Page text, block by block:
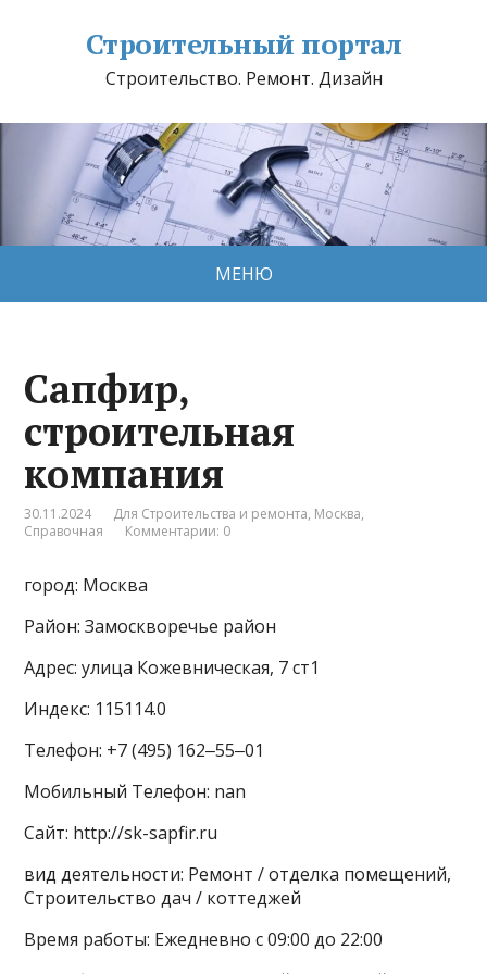
Строительный портал
Строительство. Ремонт. Дизайн
МЕНЮ
Сапфир,
строительная
компания
30.11.2024 Для Строительства и ремонта, Москва,
Справочная
Комментарии: 0
город: Москва
Район: Замоскворечье район
Адрес: улица Кожевническая, 7 ст1
Индекс: 115114.0
Телефон: +7 (495) 162‒55‒01
Мобильный Телефон: nan
Сайт: http://sk-sapfir.ru
вид деятельности: Ремонт / отделка помещений,
Строительство дач / коттеджей
Время работы: Ежедневно с 09:00 до 22:00